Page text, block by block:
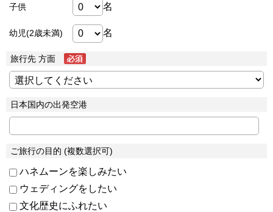
子供 名
幼児(2歳未満) 名
旅行先 方面
日本国内の出発空港
ご旅行の目的 (複数選択可)
ハネムーンを楽しみたい
ウェディングをしたい
文化歴史にふれたい